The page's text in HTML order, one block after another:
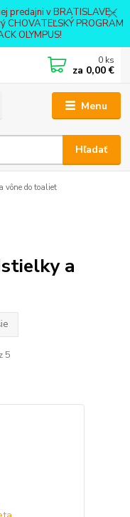
predajni v BRATISLAVE -
CHOVATEĽSKÝ PROGRAM
OLYMPUS!
Menu
Hľadať
0 ks
za 0,00 €
vône do toaliet
a
5